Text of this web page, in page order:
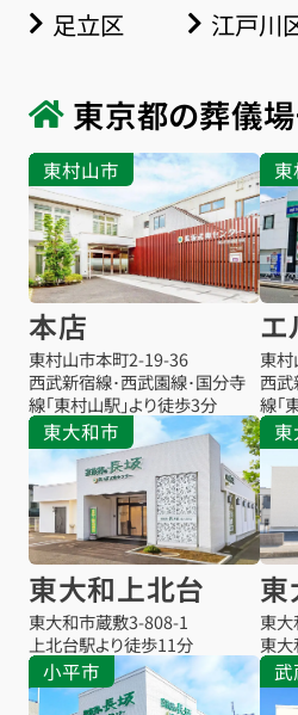
足立区
江戸川
東京都の葬儀
東村山市
本店
東村山市本町2-19-36
西武新宿線･西武園線･国分寺
線「東村山駅」より徒歩3分
エ
東
西武
線「
東大和市
東大和上北台
東大和市蔵敷3-808-1
上北台駅より徒歩11分
東
東
東大
小平市 武